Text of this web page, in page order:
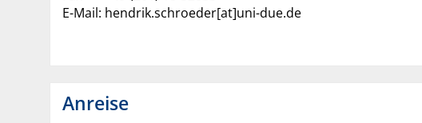
E-Mail: hendrik.schroeder[at]uni-due.de
Anreise